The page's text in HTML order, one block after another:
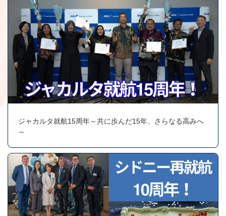
ジャカルタ就航15周年～共に歩んだ15年、さらなる高みへ
～